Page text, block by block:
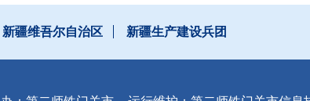
新疆维吾尔自治区 新疆生产建设兵团